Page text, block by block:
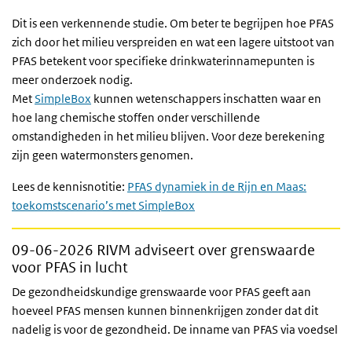
Dit is een verkennende studie. Om beter te begrijpen hoe PFAS
zich door het milieu verspreiden en wat een lagere uitstoot van
PFAS betekent voor specifieke drinkwaterinnamepunten is
meer onderzoek nodig.
MetSimpleBox kunnen wetenschappers inschatten waar en
hoe lang chemische stoffen onder verschillende
omstandigheden in het milieu blijven. Voor deze berekening
zijn geen watermonsters genomen.
Lees de kennisnotitie: PFAS dynamiek in de Rijn en Maas:
toekomstscenario’s met SimpleBox
09-06-2026 RIVM adviseert over grenswaarde
voor PFAS in lucht
De gezondheidskundige grenswaarde voor PFAS geeft aan
hoeveel PFAS mensen kunnen binnenkrijgen zonder dat dit
nadelig is voor de gezondheid. De inname van PFAS via voedsel